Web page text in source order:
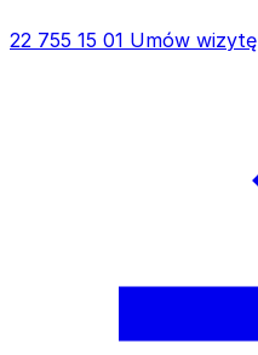
22 755 15 01 Umów wizytę